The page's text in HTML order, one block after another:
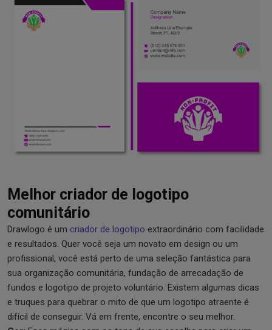
Melhor criador de logotipo
comunitário
Drawlogo é um criador de logotipo extraordinário com facilidade
e resultados. Quer você seja um novato em design ou um
profissional, você está perto de uma seleção fantástica para
sua organização comunitária, fundação de arrecadação de
fundos e logotipo de projeto voluntário. Existem algumas dicas
e truques para quebrar o mito de que um logotipo atraente é
difícil de conseguir. Vá em frente, encontre o seu melhor.